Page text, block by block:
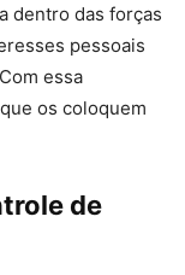
dentro das forças
pessoais
essa
os coloquem
de